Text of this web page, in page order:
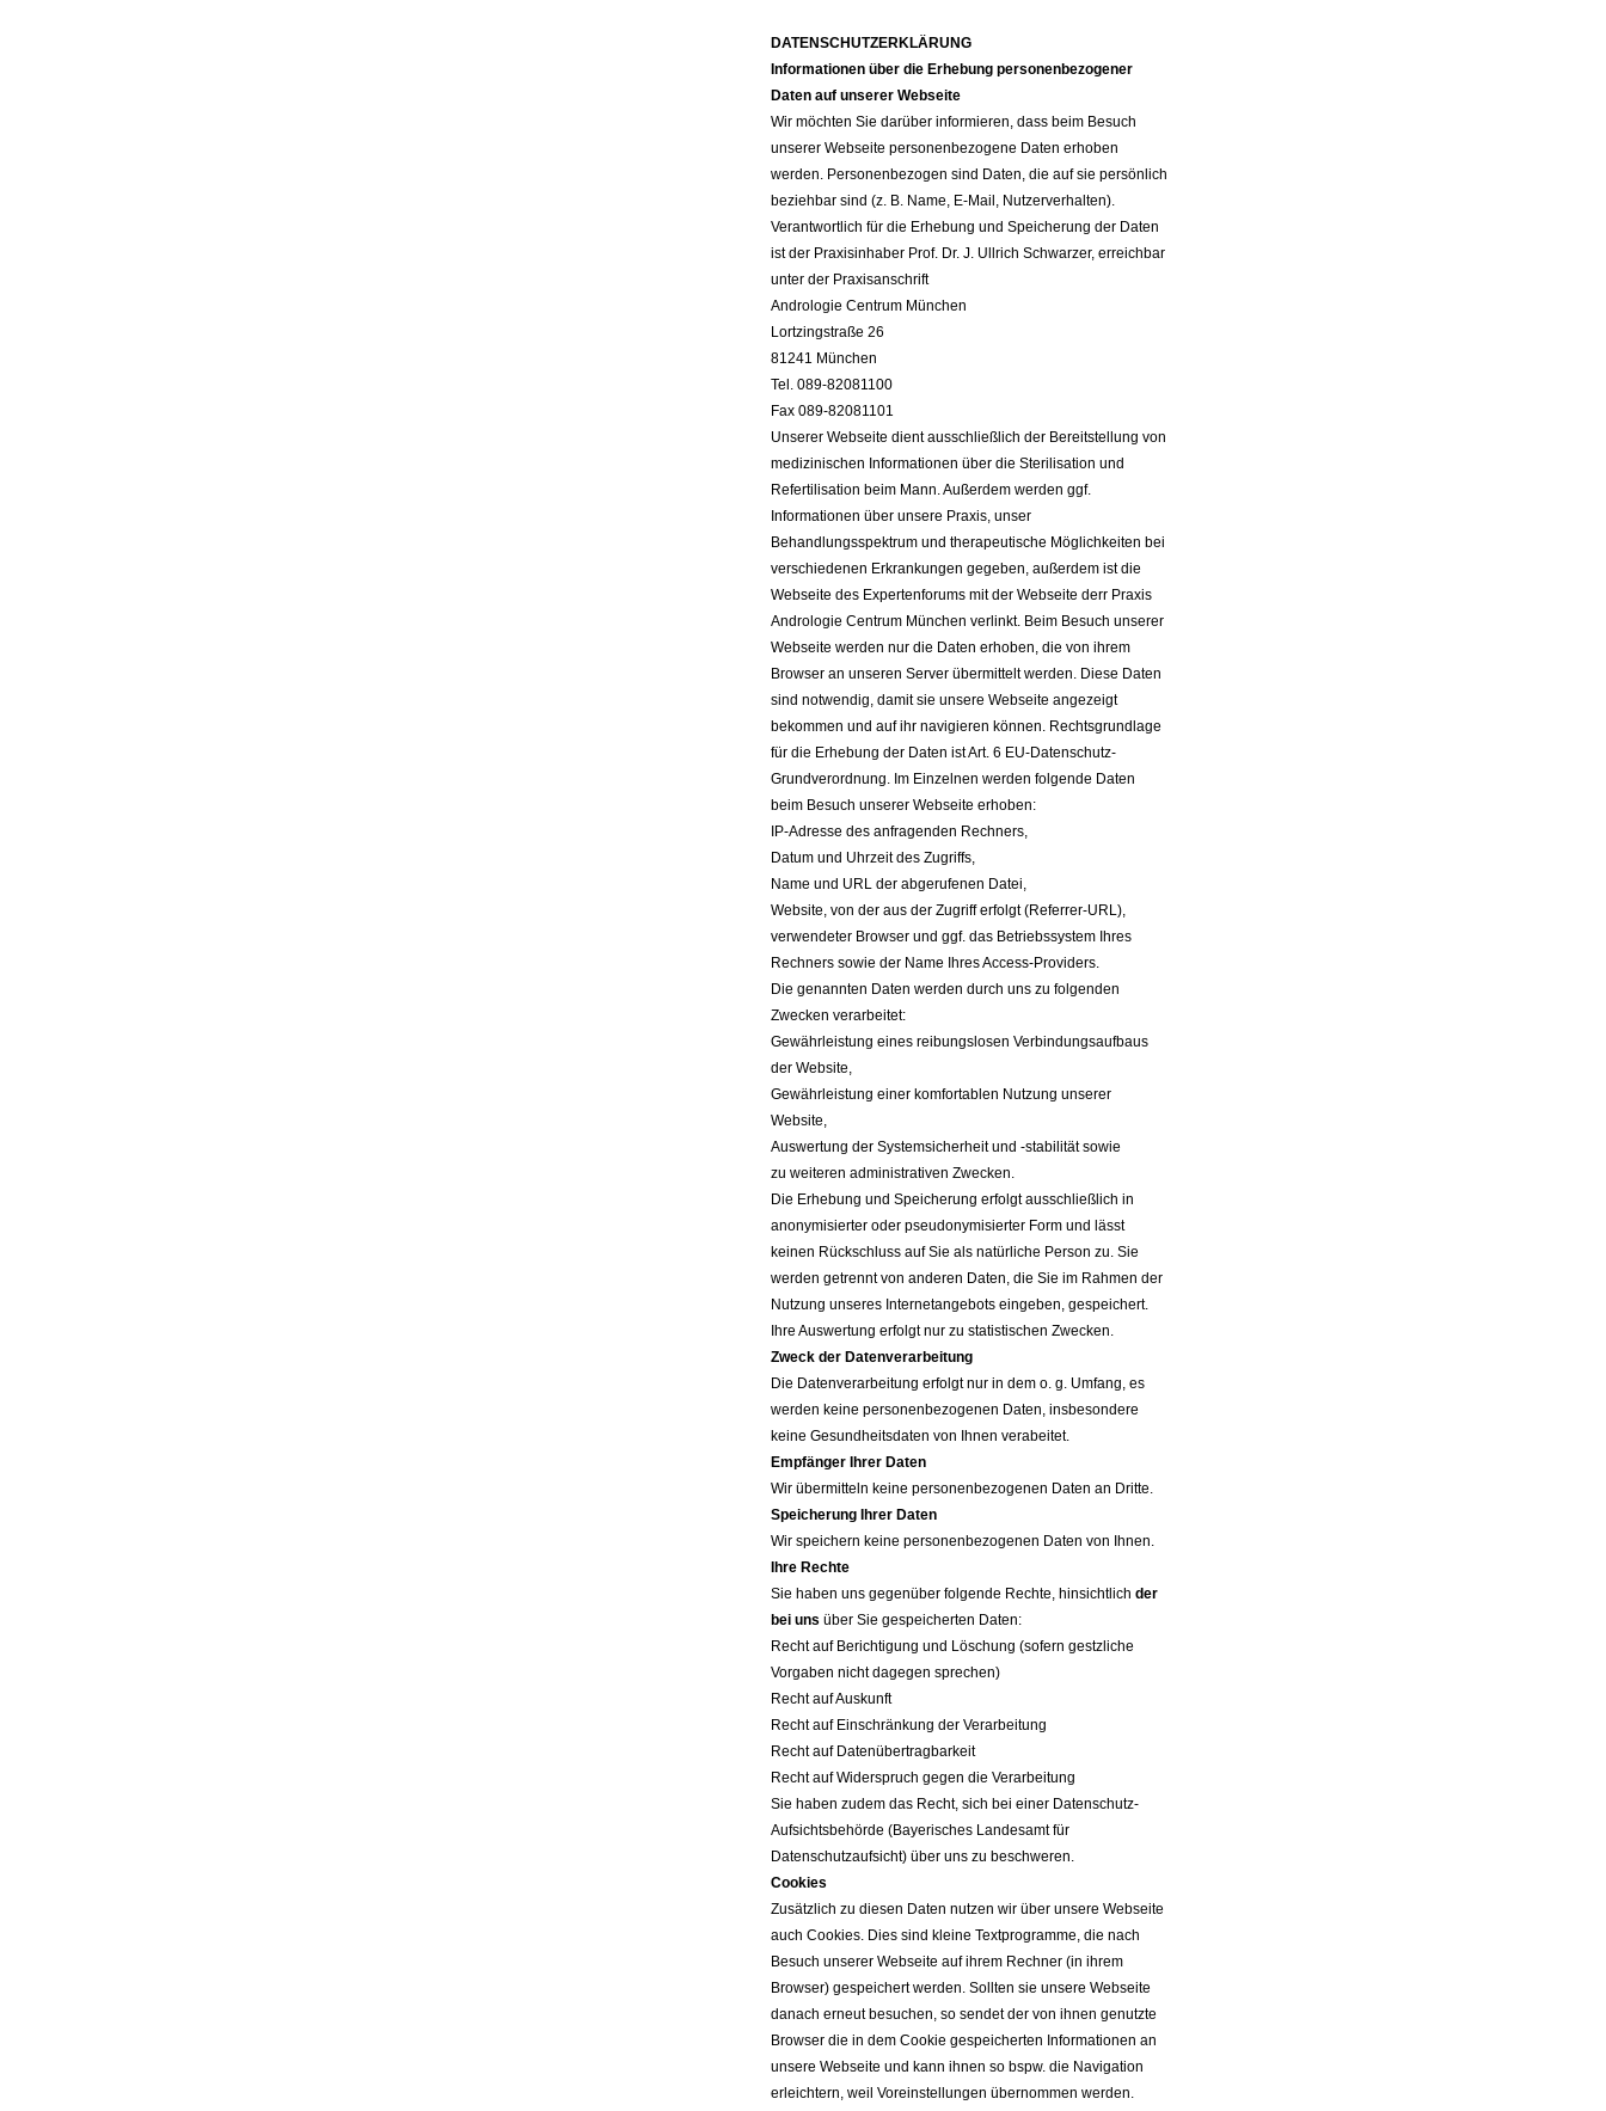
DATENSCHUTZERKLÄRUNG
Informationen über die Erhebung personenbezogener
Daten auf unserer Webseite
Wir möchten Sie darüber informieren, dass beim Besuch
unserer Webseite personenbezogene Daten erhoben
werden. Personenbezogen sind Daten, die auf sie persönlich
beziehbar sind (z. B. Name, E-Mail, Nutzerverhalten).
Verantwortlich für die Erhebung und Speicherung der Daten
ist der Praxisinhaber Prof. Dr. J. Ullrich Schwarzer, erreichbar
unter der Praxisanschrift
Andrologie Centrum München
Lortzingstraße 26
81241 München
Tel. 089-82081100
Fax 089-82081101
Unserer Webseite dient ausschließlich der Bereitstellung von
medizinischen Informationen über die Sterilisation und
Refertilisation beim Mann. Außerdem werden ggf.
Informationen über unsere Praxis, unser
Behandlungsspektrum und therapeutische Möglichkeiten bei
verschiedenen Erkrankungen gegeben, außerdem ist die
Webseite des Expertenforums mit der Webseite derr Praxis
Andrologie Centrum München verlinkt. Beim Besuch unserer
Webseite werden nur die Daten erhoben, die von ihrem
Browser an unseren Server übermittelt werden. Diese Daten
sind notwendig, damit sie unsere Webseite angezeigt
bekommen und auf ihr navigieren können. Rechtsgrundlage
für die Erhebung der Daten ist Art. 6 EU-Datenschutz-
Grundverordnung. Im Einzelnen werden folgende Daten
beim Besuch unserer Webseite erhoben:
IP-Adresse des anfragenden Rechners,
Datum und Uhrzeit des Zugriffs,
Name und URL der abgerufenen Datei,
Website, von der aus der Zugriff erfolgt (Referrer-URL),
verwendeter Browser und ggf. das Betriebssystem Ihres
Rechners sowie der Name Ihres Access-Providers.
Die genannten Daten werden durch uns zu folgenden
Zwecken verarbeitet:
Gewährleistung eines reibungslosen Verbindungsaufbaus
der Website,
Gewährleistung einer komfortablen Nutzung unserer
Website,
Auswertung der Systemsicherheit und -stabilität sowie
zu weiteren administrativen Zwecken.
Die Erhebung und Speicherung erfolgt ausschließlich in
anonymisierter oder pseudonymisierter Form und lässt
keinen Rückschluss auf Sie als natürliche Person zu. Sie
werden getrennt von anderen Daten, die Sie im Rahmen der
Nutzung unseres Internetangebots eingeben, gespeichert.
Ihre Auswertung erfolgt nur zu statistischen Zwecken.
Zweck der Datenverarbeitung
Die Datenverarbeitung erfolgt nur in dem o. g. Umfang, es
werden keine personenbezogenen Daten, insbesondere
keine Gesundheitsdaten von Ihnen verabeitet.
Empfänger Ihrer Daten
Wir übermitteln keine personenbezogenen Daten an Dritte.
Speicherung Ihrer Daten
Wir speichern keine personenbezogenen Daten von Ihnen.
Ihre Rechte
Sie haben uns gegenüber folgende Rechte, hinsichtlich der
bei uns über Sie gespeicherten Daten:
Recht auf Berichtigung und Löschung (sofern gestzliche
Vorgaben nicht dagegen sprechen)
Recht auf Auskunft
Recht auf Einschränkung der Verarbeitung
Recht auf Datenübertragbarkeit
Recht auf Widerspruch gegen die Verarbeitung
Sie haben zudem das Recht, sich bei einer Datenschutz-
Aufsichtsbehörde (Bayerisches Landesamt für
Datenschutzaufsicht) über uns zu beschweren.
Cookies
Zusätzlich zu diesen Daten nutzen wir über unsere Webseite
auch Cookies. Dies sind kleine Textprogramme, die nach
Besuch unserer Webseite auf ihrem Rechner (in ihrem
Browser) gespeichert werden. Sollten sie unsere Webseite
danach erneut besuchen, so sendet der von ihnen genutzte
Browser die in dem Cookie gespeicherten Informationen an
unsere Webseite und kann ihnen so bspw. die Navigation
erleichtern, weil Voreinstellungen übernommen werden.